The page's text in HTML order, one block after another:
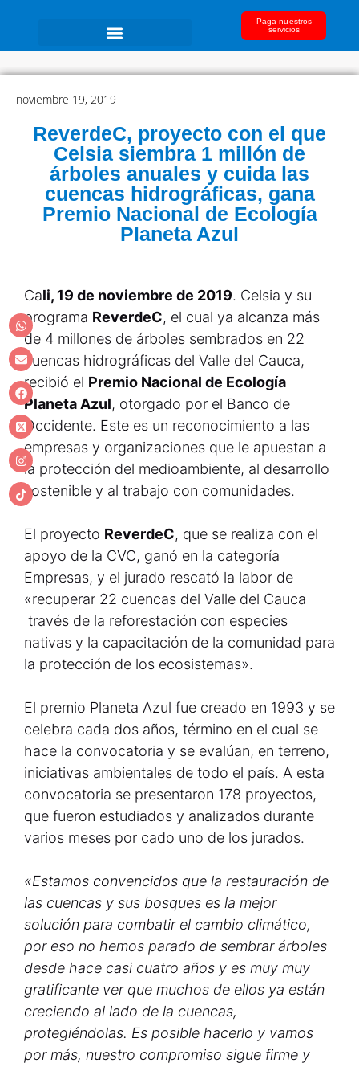
Paga nuestros
servicios
noviembre 19, 2019
ReverdeC, proyecto con el que
Celsia siembra 1 millón de
árboles anuales y cuida las
cuencas hidrográficas, gana
Premio Nacional de Ecología
Planeta Azul
Cali, 19 de noviembre de 2019. Celsia y su
programa ReverdeC, el cual ya alcanza más
de 4 millones de árboles sembrados en 22
cuencas hidrográficas del Valle del Cauca,
recibió el Premio Nacional de Ecología
Planeta Azul, otorgado por el Banco de
Occidente. Este es un reconocimiento a las
empresas y organizaciones que le apuestan a
la protección del medioambiente, al desarrollo
sostenible y al trabajo con comunidades.
El proyecto ReverdeC, que se realiza con el
apoyo de la CVC, ganó en la categoría
Empresas, y el jurado rescató la labor de
«recuperar 22 cuencas del Valle del Cauca
través de la reforestación con especies
nativas y la capacitación de la comunidad para
la protección de los ecosistemas».
El premio Planeta Azul fue creado en 1993 y se
celebra cada dos años, término en el cual se
hace la convocatoria y se evalúan, en terreno,
iniciativas ambientales de todo el país. A esta
convocatoria se presentaron 178 proyectos,
que fueron estudiados y analizados durante
varios meses por cado uno de los jurados.
«Estamos convencidos que la restauración de
las cuencas y sus bosques es la mejor
solución para combatir el cambio climático,
por eso no hemos parado de sembrar árboles
desde hace casi cuatro años y es muy muy
gratificante ver que muchos de ellos ya están
creciendo al lado de la cuencas,
protegiéndolas. Es posible hacerlo y vamos
por más, nuestro compromiso sigue firme y